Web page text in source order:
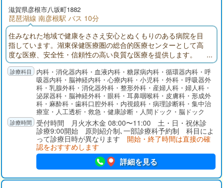
滋賀県彦根市八坂町1882
琵琶湖線 南彦根駅 バス 10分
住みなれた地域で健康をささえ安心とぬくもりのある病院を目
指しています。湖東保健医療圏の総合的医療センターとして高
度な医療、安全性・信頼性の高い良質な医療を提供します。
内科・消化器内科・血液内科・糖尿病内科・循環器内科・呼
吸器内科・脳神経内科・心療内科・小児科・外科・呼吸器外
科・乳腺外科・消化器外科・整形外科・産婦人科・婦人科・
泌尿器科・脳神経外科・眼科・耳鼻咽喉科・皮膚科・形成外
科・麻酔科・歯科口腔外科・内視鏡科・病理診断科・集中治
療室・人工透析・救急・健康診断・人間ドック・脳ドック
受付時間 月火水木金 08:00〜11:00 土・日・祝休診
診療9:00開始 原則紹介制､一部診療科予約制 科目によ
って診療日時が異なります 開始・終了時間は直接の確
認をおすすめします
詳細を見る